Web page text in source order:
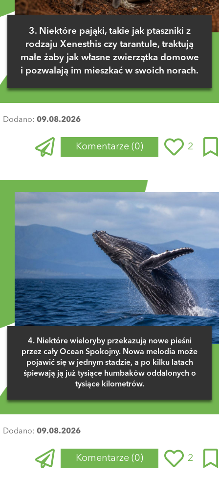
3. Niektóre pająki, takie jak ptaszniki z
rodzaju Xenesthis czy tarantule, traktują
małe żaby jak własne zwierzątka domowe
i pozwalają im mieszkać w swoich norach.
Dodano: 09.08.2026
Komentarze (0) 2
4. Niektóre wieloryby przekazują nowe pieśni
przez cały Ocean Spokojny. Nowa melodia może
pojawić się w jednym stadzie, a po kilku latach
śpiewają ją już tysiące humbaków oddalonych o
tysiące kilometrów.
Dodano: 09.08.2026
Komentarze (0) 2